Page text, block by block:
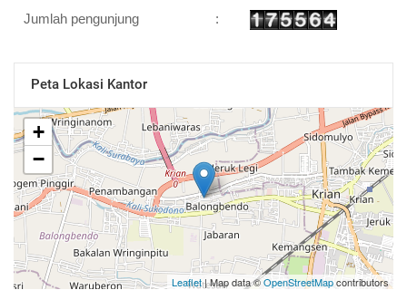
Jumlah pengunjung :
Peta Lokasi Kantor
+
−
Leaflet| Map data ©OpenStreetMapcontributors